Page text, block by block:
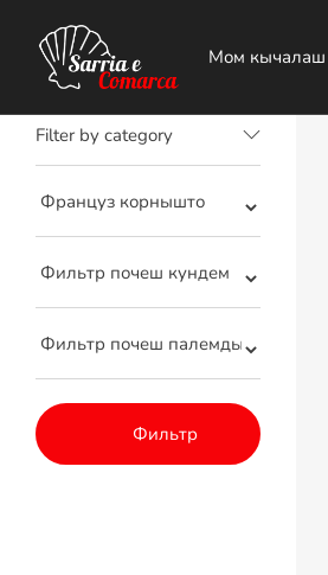
Filter by category
Фильтр